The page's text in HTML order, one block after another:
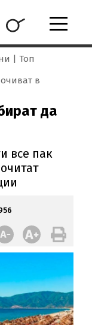
Топ
в
да
все пак